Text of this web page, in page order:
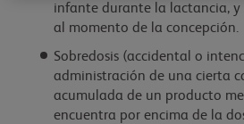
infante durante la lactancia, y
al momento de la concepción.
Sobredosis (accidental o
administración de una cierta
acumulada de un producto
encuentra por encima de la